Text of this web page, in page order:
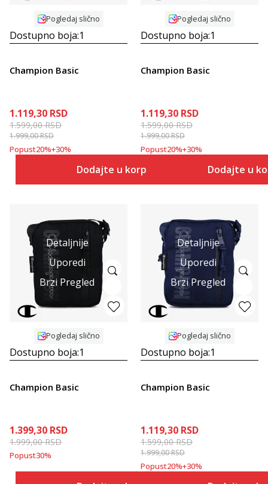
Pogledaj slično
Dostupno boja:1
Champion Basic
1.119,30 RSD
1.599,00RSD
1.999,00RSD
Popust20%+30%
Dodajte u korpu
Pogledaj slično
Dostupno boja:1
Champion Basic
1.119,30 RSD
1.599,00RSD
1.999,00RSD
Popust20%+30%
Dodajte u
Detaljnije
Uporedi
Brzi Pregled
Pogledaj slično
Dostupno boja:1
Champion Basic
1.399,30 RSD
1.999,00RSD
Popust30%
Detaljnije
Uporedi
Brzi Pregled
Pogledaj slično
Dostupno boja:1
Champion Basic
1.119,30 RSD
1.599,00RSD
1.999,00RSD
Popust20%+30%